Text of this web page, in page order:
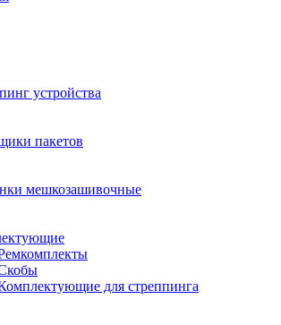
устройства
пакетов
мешкозашивочные
для стреппинга